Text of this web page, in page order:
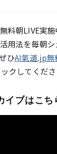
料朝LIVE実施
用法を毎朝
ひAI氣道.jp無
クしてくださ
ブはこち